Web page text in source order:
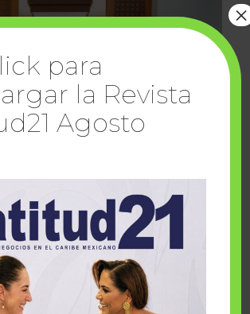
inspira; cumplen
Mayakoba y Make-A-Wish
para
la Revista
Agosto
×